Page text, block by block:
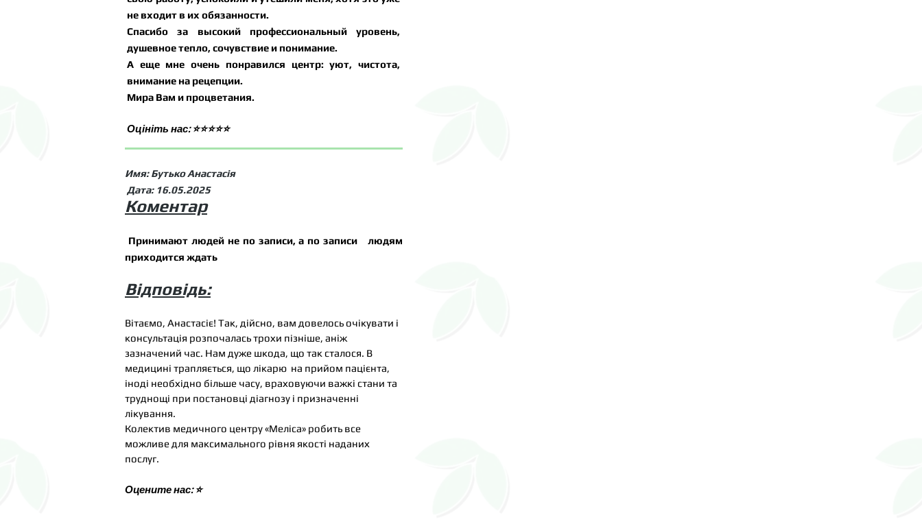
не входит в их обязанности.
Спасибо за высокий профессиональный уровень,
душевное тепло, сочувствие и понимание.
А еще мне очень понравился центр: уют, чистота,
внимание на рецепции.
Мира Вам и процветания.
Оцініть нас: ⭐⭐⭐⭐⭐
Имя: Бутько Анастасія
Дата: 16.05.2025
Коментар
Принимают людей не по записи, а по записи людям
приходится ждать
Відповідь:
Вітаємо, Анастасіє! Так, дійсно, вам довелось очікувати і
консультація розпочалась трохи пізніше, аніж
зазначений час. Нам дуже шкода, що так сталося. В
медицині трапляється, що лікарю на прийом пацієнта,
іноді необхідно більше часу, враховуючи важкі стани та
труднощі при постановці діагнозу і призначенні
лікування.
Колектив медичного центру «Меліса» робить все
можливе для максимального рівня якості наданих
послуг.
Оцените нас: ⭐